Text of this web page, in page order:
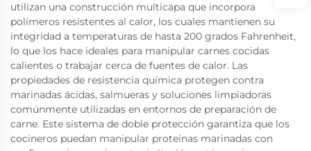
utilizan una construcción multicapa que incorpora
polímeros resistentes al calor, los cuales mantienen su
integridad a temperaturas de hasta 200 grados Fahrenheit,
lo que los hace ideales para manipular carnes cocidas
calientes o trabajar cerca de fuentes de calor. Las
propiedades de resistencia química protegen contra
marinadas ácidas, salmueras y soluciones limpiadoras
comúnmente utilizadas en entornos de preparación de
carne. Este sistema de doble protección garantiza que los
cocineros puedan manipular proteínas marinadas con